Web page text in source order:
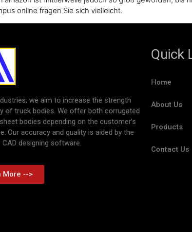
online fragen Sie sich vielleicht.
we aim to increase the strength
of truck bodies. We offer both corrugated
bodies depending on the customer’s
Our accuracy and quality is aided by the
designing software.
More -->
Quick
Home
About Us
Products
Contact Us